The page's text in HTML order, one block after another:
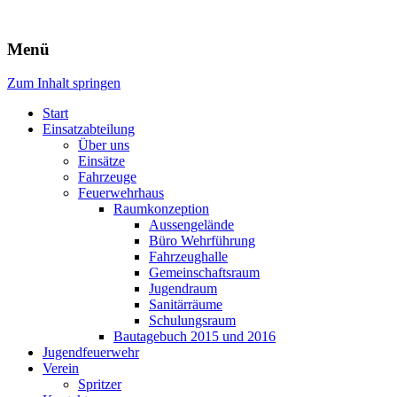
Freiwillige Feuerwehr
Menü
Zum Inhalt springen
Start
Einsatzabteilung
Über uns
Einsätze
Fahrzeuge
Feuerwehrhaus
Raumkonzeption
Aussengelände
Büro Wehrführung
Fahrzeughalle
Gemeinschaftsraum
Jugendraum
Sanitärräume
Schulungsraum
Bautagebuch 2015 und 2016
Jugendfeuerwehr
Verein
Spritzer